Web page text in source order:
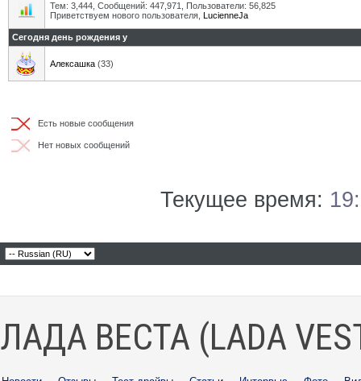
Тем: 3,444, Сообщений: 447,971, Пользователи: 56,825
Приветствуем нового пользователя, LucienneJa
Сегодня день рождения у
Алексашка (33)
Есть новые сообщения
Нет новых сообщений
Текущее время:
ЛАДА ВЕСТА (LADA